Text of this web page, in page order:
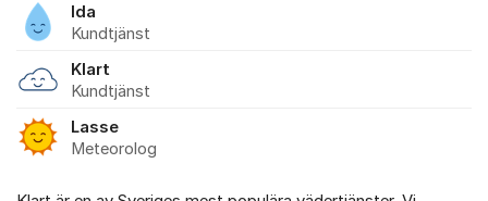
Ida
Kundtjänst
Klart
Kundtjänst
Lasse
Meteorolog